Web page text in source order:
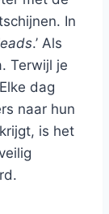
In
.’ Als
Terwijl je
dag
naar hun
is het